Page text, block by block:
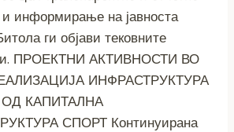
информирање на јавноста
ги објави тековните
ПРОЕКТНИ АКТИВНОСТИ ВО
ИНФРАСТРУКТУРА
КАПИТАЛНА
СПОРТ Континуирана